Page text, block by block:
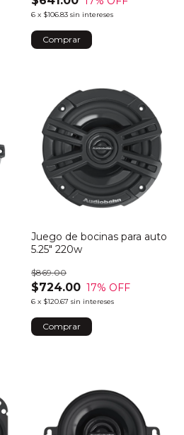
6 x $106.83 sin intereses
Juego de bocinas para auto
5.25" 220w
$724.00
$869.00
17% OFF
6 x $120.67 sin intereses